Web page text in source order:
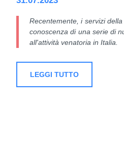
Recentemente, i servizi
conoscenza di una serie di
all'attività venatoria in Italia.
LEGGI TUTTO